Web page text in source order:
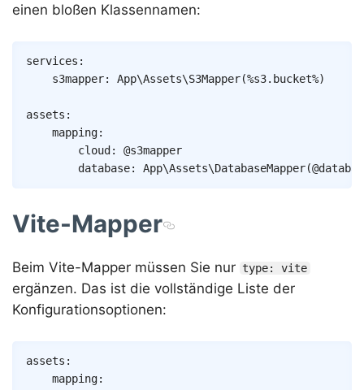
einen bloßen Klassennamen:
services :
s3mapper: App\Assets\S3Mapper(%s3.bucket%)
assets :
mapping:
cloud :
@s3mapper
database: App\Assets\DatabaseMapper(
Vite-Mapper
Beim Vite-Mapper müssen Sie nur type: vite
ergänzen. Das ist die vollständige Liste der
Konfigurationsoptionen:
assets :
mapping: